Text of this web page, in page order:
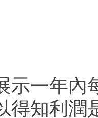
示一年內
得知利潤